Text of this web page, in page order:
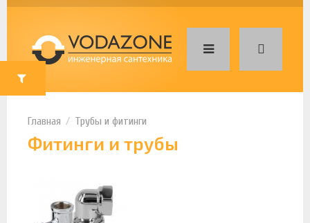
Трубы и фитинги
Фитинги и трубы